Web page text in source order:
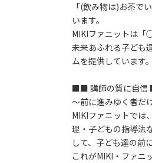
「(飲み物は)お茶で
います。
MIKIファニットは「
未来あふれる子ども
ムを提供しています。
■■ 講師の質に自
～前に進みゆく者だ
MIKIファニットでは
理・子どもの指導法
して、子ども達の前
これがMIKI・ファニ